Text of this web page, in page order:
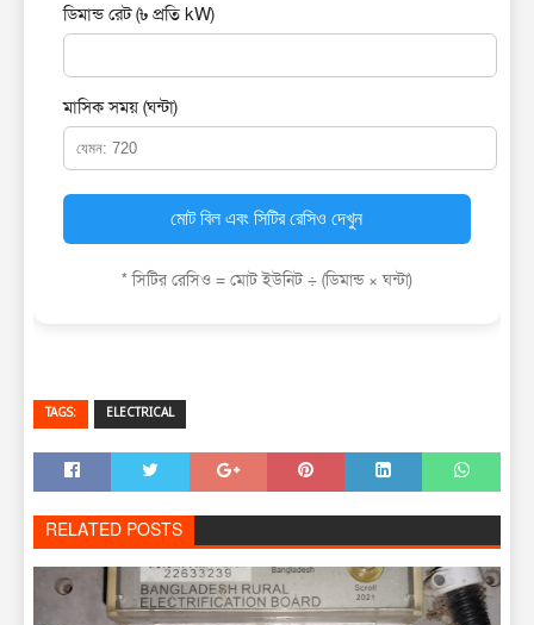
ডিমান্ড রেট (৳ প্রতি kW)
মাসিক সময় (ঘন্টা)
মোট বিল এবং সিটির রেসিও দেখুন
* সিটির রেসিও = মোট ইউনিট ÷ (ডিমান্ড × ঘন্টা)
TAGS: ELECTRICAL
RELATED POSTS